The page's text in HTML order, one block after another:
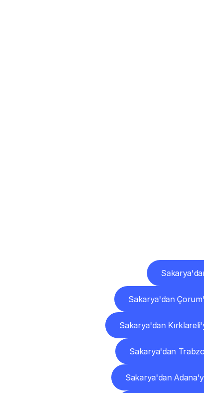
Sakarya'dan
Sakarya'dan
Sakarya'dan
Sakarya'dan